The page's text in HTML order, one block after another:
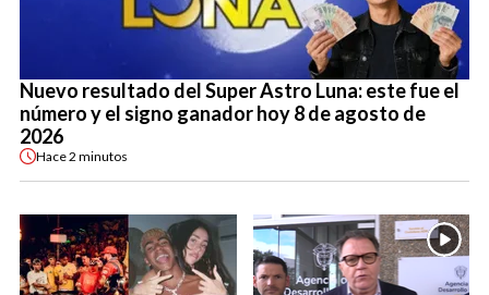
Nuevo resultado del Super Astro Luna: este fue el
número y el signo ganador hoy 8 de agosto de
2026
Hace2 minutos